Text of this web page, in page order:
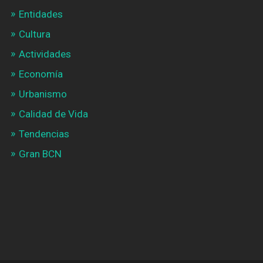
Entidades
Cultura
Actividades
Economía
Urbanismo
Calidad de Vida
Tendencias
Gran BCN